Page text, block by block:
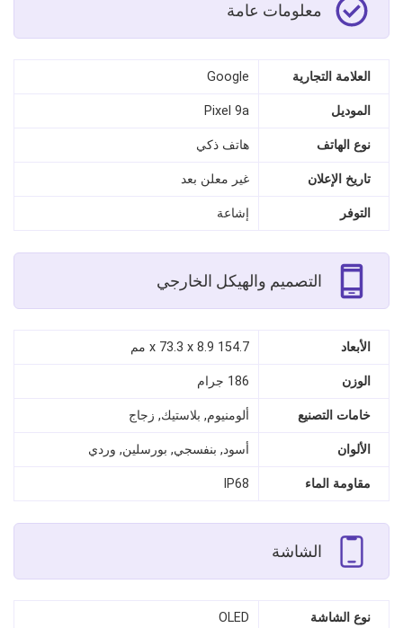
معلومات عامة
العلامة التجارية Google
الموديل Pixel 9a
نوع الهاتف هاتف ذكي
تاريخ الإعلان غير معلن بعد
التوفر إشاعة
التصميم والهيكل الخارجي
الأبعاد 154.7 x 73.3 x 8.9 مم
الوزن 186 جرام
خامات التصنيع ألومنيوم, بلاستيك, زجاج
الألوان أسود, بنفسجي, بورسلين, وردي
مقاومة الماء IP68
الشاشة
نوع الشاشة OLED